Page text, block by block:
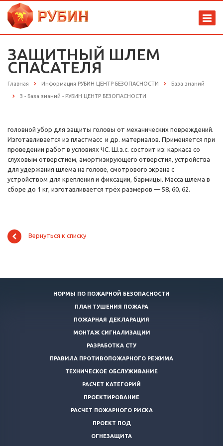
ЗАЩИТНЫЙ ШЛЕМ
СПАСАТЕЛЯ
Главная Информация РУБИН ЦЕНТР БЕЗОПАСНОСТИ База знаний
З - База знаний - РУБИН ЦЕНТР БЕЗОПАСНОСТИ
головной убор для защиты головы от механических повреждений.
Изготавливается из пластмасс и др. материалов. Применяется при
проведении работ в условиях ЧС. Ш.з.с. состоит из: каркаса со
слуховым отверстием, амортизирующего отверстия, устройства
для удержания шлема на голове, смотрового экрана с
устройством для крепления и фиксации, бармицы. Масса шлема в
сборе до 1 кг, изготавливается трёх размеров — 58, 60, 62.
Вернуться к списку
НОРМЫ ПО ПОЖАРНОЙ БЕЗОПАСНОСТИ
ПЛАН ТУШЕНИЯ ПОЖАРА
ПОЖАРНАЯ ДЕКЛАРАЦИЯ
МОНТАЖ СИГНАЛИЗАЦИИ
РАЗРАБОТКА СТУ
ПРАВИЛА ПРОТИВОПОЖАРНОГО РЕЖИМА
ТЕХНИЧЕСКОЕ ОБСЛУЖИВАНИЕ
РАСЧЕТ КАТЕГОРИЙ
ПРОЕКТИРОВАНИЕ
РАСЧЕТ ПОЖАРНОГО РИСКА
ПРОЕКТ ПОД
ОГНЕЗАЩИТА